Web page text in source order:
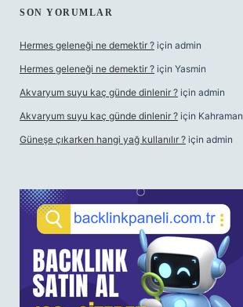
SON YORUMLAR
Hermes geleneği ne demektir ? için admin
Hermes geleneği ne demektir ? için Yasmin
Akvaryum suyu kaç günde dinlenir ? için admin
Akvaryum suyu kaç günde dinlenir ? için Kahraman
Güneşe çıkarken hangi yağ kullanılır ? için admin